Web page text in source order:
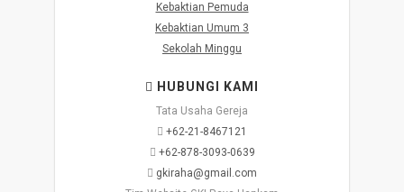
Kebaktian Pemuda
Kebaktian Umum 3
Sekolah Minggu
HUBUNGI KAMI
Tata Usaha Gereja
+62-21-8467121
+62-878-3093-0639
gkiraha@gmail.com